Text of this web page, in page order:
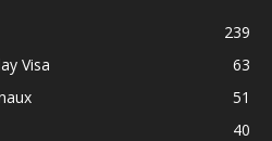
239
Visa
63
51
40